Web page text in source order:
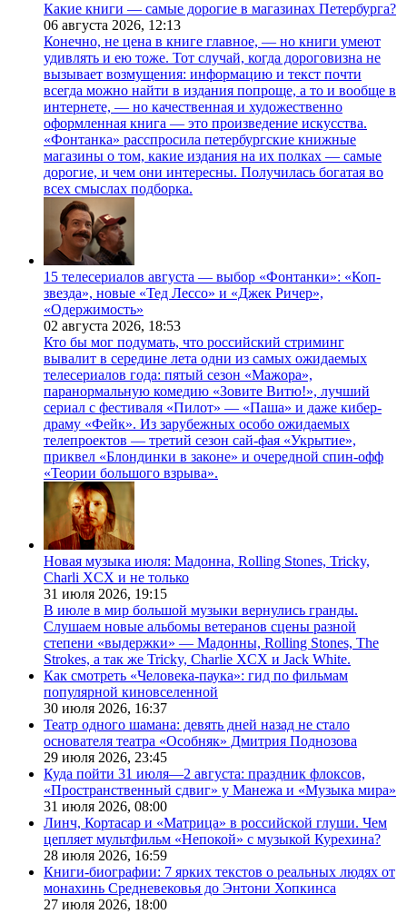
Какие книги — самые дорогие в магазинах Петербурга?
06 августа 2026, 12:13
Конечно, не цена в книге главное, — но книги умеют
удивлять и ею тоже. Тот случай, когда дороговизна не
вызывает возмущения: информацию и текст почти
всегда можно найти в издания попроще, а то и вообще в
интернете, — но качественная и художественно
оформленная книга — это произведение искусства.
«Фонтанка» расспросила петербургские книжные
магазины о том, какие издания на их полках — самые
дорогие, и чем они интересны. Получилась богатая во
всех смыслах подборка.
15 телесериалов августа — выбор «Фонтанки»: «Коп-
звезда», новые «Тед Лессо» и «Джек Ричер»,
«Одержимость»
02 августа 2026, 18:53
Кто бы мог подумать, что российский стриминг
вывалит в середине лета одни из самых ожидаемых
телесериалов года: пятый сезон «Мажора»,
паранормальную комедию «Зовите Витю!», лучший
сериал с фестиваля «Пилот» — «Паша» и даже кибер-
драму «Фейк». Из зарубежных особо ожидаемых
телепроектов — третий сезон сай-фая «Укрытие»,
приквел «Блондинки в законе» и очередной спин-офф
«Теории большого взрыва».
Новая музыка июля: Мадонна, Rolling Stones, Tricky,
Charli XCX и не только
31 июля 2026, 19:15
В июле в мир большой музыки вернулись гранды.
Слушаем новые альбомы ветеранов сцены разной
степени «выдержки» — Мадонны, Rolling Stones, The
Strokes, а так же Tricky, Charlie XCX и Jack White.
Как смотреть «Человека-паука»: гид по фильмам
популярной киновселенной
30 июля 2026, 16:37
Театр одного шамана: девять дней назад не стало
основателя театра «Особняк» Дмитрия Поднозова
29 июля 2026, 23:45
Куда пойти 31 июля—2 августа: праздник флоксов,
«Пространственный сдвиг» у Манежа и «Музыка мира»
31 июля 2026, 08:00
Линч, Кортасар и «Матрица» в российской глуши. Чем
цепляет мультфильм «Непокой» с музыкой Курехина?
28 июля 2026, 16:59
Книги-биографии: 7 ярких текстов о реальных людях от
монахинь Средневековья до Энтони Хопкинса
27 июля 2026, 18:00